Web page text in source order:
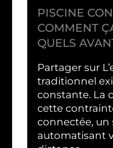
PISCINE
COMMENT
QUELS
Partager sur
traditionnel
constante. La
cette
connectée,
automatisant